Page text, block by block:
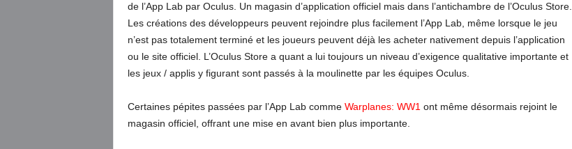
de l’App Lab par Oculus. Un magasin d’application officiel mais dans l’antichambre de l’Oculus Store.
Les créations des développeurs peuvent rejoindre plus facilement l’App Lab, même lorsque le jeu
n’est pas totalement terminé et les joueurs peuvent déjà les acheter nativement depuis l’application
ou le site officiel. L’Oculus Store a quant a lui toujours un niveau d’exigence qualitative importante et
les jeux / applis y figurant sont passés à la moulinette par les équipes Oculus.
Certaines pépites passées par l’App Lab comme Warplanes: WW1 ont même désormais rejoint le
magasin officiel, offrant une mise en avant bien plus importante.